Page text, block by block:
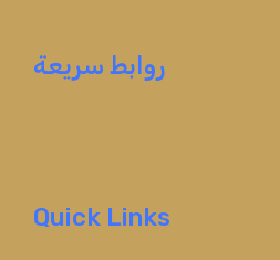
روابط سريعة
Quick Links